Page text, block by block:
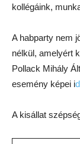
kollégáink,
A habparty nem
nélkül, amelyért
Pollack Mihály
esemény képei i
A kisállat